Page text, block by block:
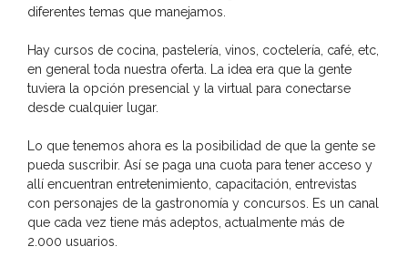
diferentes temas que manejamos.
Hay cursos de cocina, pastelería, vinos, coctelería, café, etc,
en general toda nuestra oferta. La idea era que la gente
tuviera la opción presencial y la virtual para conectarse
desde cualquier lugar.
Lo que tenemos ahora es la posibilidad de que la gente se
pueda suscribir. Así se paga una cuota para tener acceso y
allí encuentran entretenimiento, capacitación, entrevistas
con personajes de la gastronomía y concursos. Es un canal
que cada vez tiene más adeptos, actualmente más de
2.000 usuarios.